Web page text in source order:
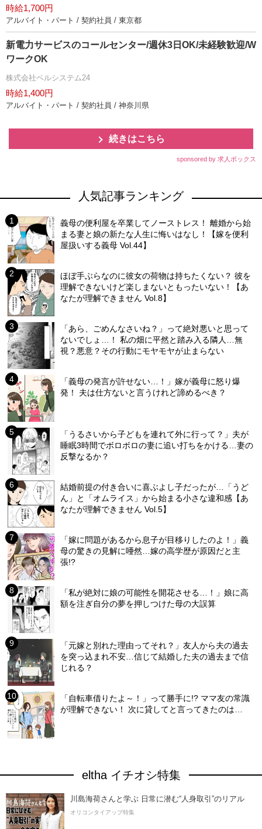
時給1,700円
アルバイト・パート / 契約社員 / 東京都
新電力サービスのコールセンター/週休3日OK/未経験歓迎/W
ワークOK
株式会社ベルシステム24
時給1,400円
アルバイト・パート / 契約社員 / 神奈川県
続きはこちら
sponsored by 求人ボックス
人気記事ランキング
義母の便利屋を卒業してノーストレス！ 離婚から始
まる妻と娘の新たな人生に悔いはなし！【嫁を便利
屋扱いする義母 Vol.44】
ほぼ手ぶらなのに彼女の荷物は持ちたくない？ 彼を
理解できないけど楽しまないともったいない！【あ
なたが理解できません Vol.8】
「あら、ごめんなさいね？」って絶対悪いと思って
ないでしょ…！ 私の畑に平然と踏み入る隣人…無
視？悪意？その行動にモヤモヤが止まらない
「義母の発言が許せない…！」嫁が義母に怒り爆
発！ 夫は仕方ないと言うけれど諦めるべき？
「うるさいから子どもを連れて外に行って？」夫が
睡眠3時間でボロボロの妻に追い打ちをかける…妻の
反撃なるか？
結婚前提の付き合いに喜ぶよし子だったが…「うど
ん」と「オムライス」から始まる小さな違和感【あ
なたが理解できません Vol.5】
「嫁に問題があるから息子が目移りしたのよ！」義
母の驚きの見解に唖然…嫁の高学歴が原因だと主
張!?
「私が絶対に娘の可能性を開花させる…！」娘に高
額を注ぎ自分の夢を押しつけた母の大誤算
「元嫁と別れた理由ってそれ？」友人から夫の過去
を突っ込まれ不安…信じて結婚した夫の過去まで信
じれる？
「自転車借りたよ～！」って勝手に!? ママ友の常識
が理解できない！ 次に貸してと言ってきたのは…
eltha イチオシ特集
川島海荷さんと学ぶ 日常に潜む“人身取引”のリアル
オリコンタイアップ特集